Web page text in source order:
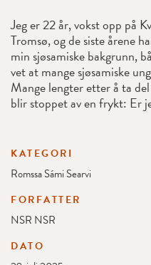
Jeg er 22 år, vokst opp på
Tromsø, og de siste årene
min sjøsamiske bakgrunn,
vet at mange sjøsamiske
Mange lengter etter å ta
blir stoppet av en frykt: Er
KATEGORI
Romssa Sámi Searvi
FORFATTER
NSR NSR
DATO